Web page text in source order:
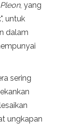
Pleon, yang
untuk
dalam
sering
ungkapan